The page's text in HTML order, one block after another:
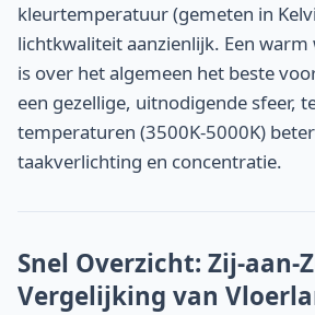
kleurtemperatuur (gemeten in
lichtkwaliteit aanzienlijk. Een
is over het algemeen het beste
een gezellige, uitnodigende sfeer,
temperaturen (3500K-5000K)
taakverlichting en concentratie.
Snel Overzicht: Zij-aan-
Vergelijking van